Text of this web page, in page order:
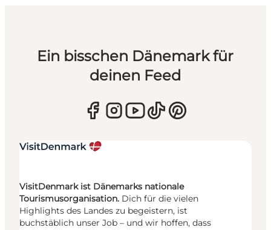
Ein bisschen Dänemark für
deinen Feed
VisitDenmark ist Dänemarks nationale
Tourismusorganisation. Dich für die vielen
Highlights des Landes zu begeistern, ist
buchstäblich unser Job – und wir hoffen, dass